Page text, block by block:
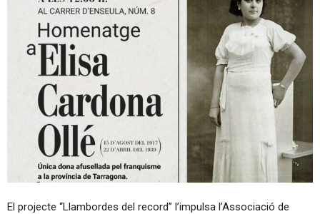
El projecte “Llambordes del record” l’impulsa l’Associació de